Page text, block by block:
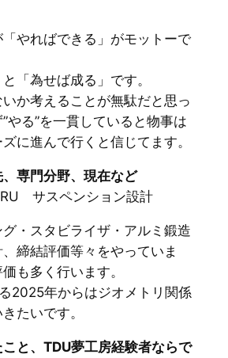
やればできる」がモットーで
「為せば成る」です。
か考えることが無駄だと思っ
やる”を一貫していると物事は
に進んで行くと信じてます。
専門分野、現在など
サスペンション設計
・スタビライザ・アルミ鍛造
締結評価等々をやっていま
も多く行います。
2025年からはジオメトリ関係
たいです。
と、TDU夢工房経験者ならで